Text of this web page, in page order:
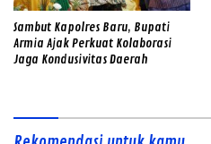
Sambut Kapolres Baru, Bupati
Armia Ajak Perkuat Kolaborasi
Jaga Kondusivitas Daerah